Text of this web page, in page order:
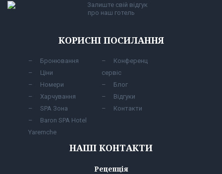
Залиште свій відгук
про наш готель
КОРИСНІ ПОСИЛАННЯ
Бронювання
Ціни
Номери
Харчування
SPA Зона
Baron SPA Hotel
Yaremche
Конференц
сервіс
Блог
Відгуки
Контакти
НАШІ КОНТАКТИ
Рецепція